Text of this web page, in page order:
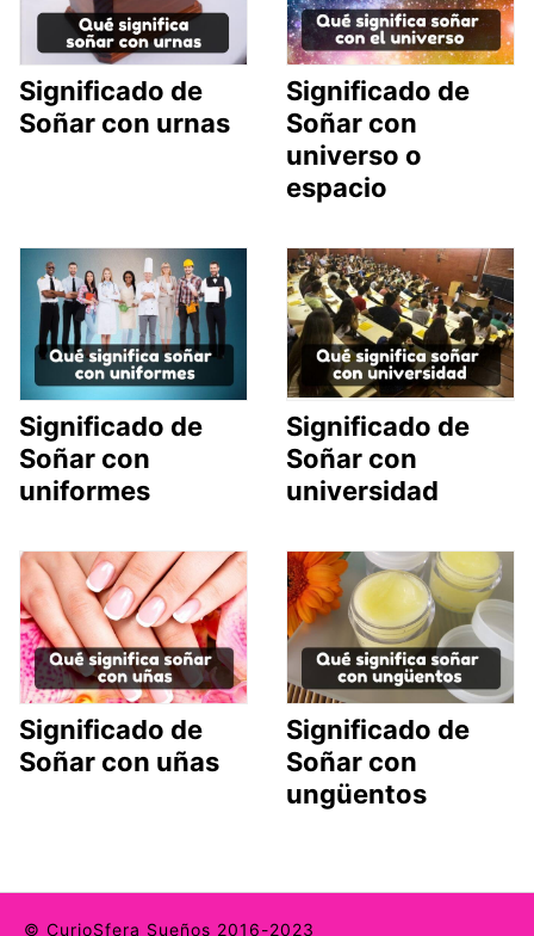
Significado de
Soñar con urnas
Significado de
Soñar con
universo o
espacio
Significado de
Soñar con
uniformes
Significado de
Soñar con
universidad
Significado de
Soñar con uñas
Significado de
Soñar con
ungüentos
© CurioSfera Sueños 2016-2023